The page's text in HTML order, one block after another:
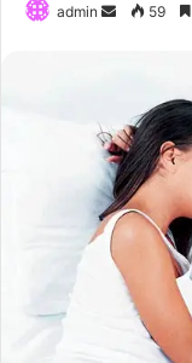
admin
Bir
göndermek
59